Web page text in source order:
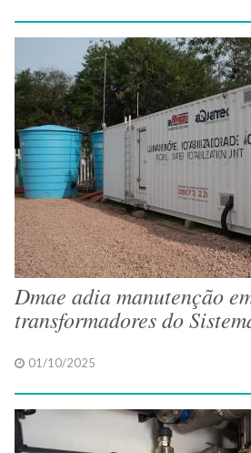
Dmae adia manutenção
transformadores do
01/10/2025